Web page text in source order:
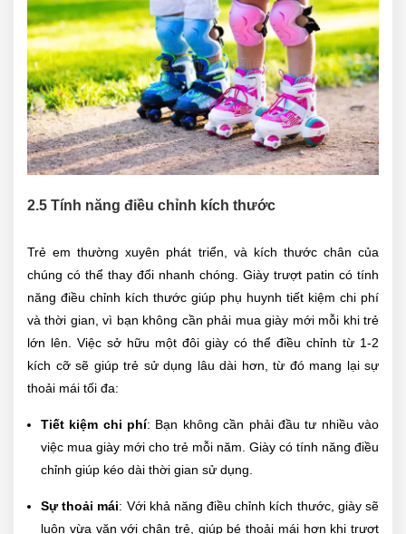
2.5 Tính năng điều chỉnh kích thước
Trẻ em thường xuyên phát triển, và kích thước chân của
chúng có thể thay đổi nhanh chóng. Giày trượt patin có tính
năng điều chỉnh kích thước giúp phụ huynh tiết kiệm chi phí
và thời gian, vì bạn không cần phải mua giày mới mỗi khi trẻ
lớn lên. Việc sở hữu một đôi giày có thể điều chỉnh từ 1-2
kích cỡ sẽ giúp trẻ sử dụng lâu dài hơn, từ đó mang lại sự
thoải mái tối đa:
Tiết kiệm chi phí: Bạn không cần phải đầu tư nhiều vào
việc mua giày mới cho trẻ mỗi năm. Giày có tính năng điều
chỉnh giúp kéo dài thời gian sử dụng.
Sự thoải mái: Với khả năng điều chỉnh kích thước, giày sẽ
luôn vừa vặn với chân trẻ, giúp bé thoải mái hơn khi trượt